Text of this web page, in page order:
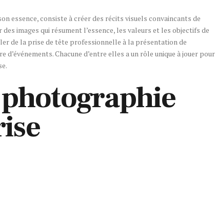
essence, consiste à créer des récits visuels convaincants de
images qui résument l’essence, les valeurs et les objectifs de
de la prise de tête professionnelle à la présentation de
Chacune d’entre elles a un rôle unique à jouer pour